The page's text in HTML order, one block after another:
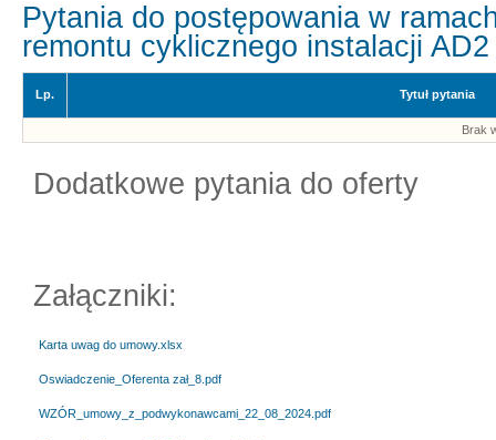
Pytania do postępowania w
remontu cyklicznego instalacji
Lp. Tytuł pytania
Brak
Dodatkowe pytania do oferty
Załączniki:
Karta uwag do umowy.xlsx
Oswiadczenie_Oferenta zał_8.pdf
WZÓR_umowy_z_podwykonawcami_22_08_2024.pdf